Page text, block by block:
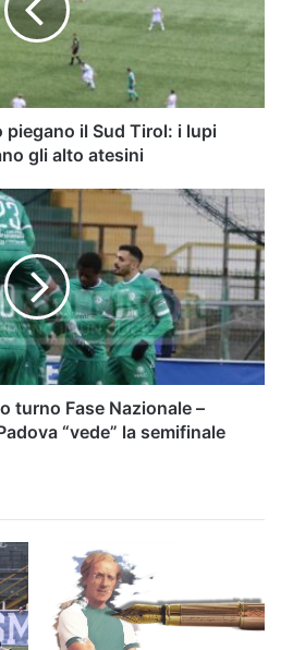
piegano il Sud Tirol: i lupi
gli alto atesini
turno Fase Nazionale –
“vede” la semifinale